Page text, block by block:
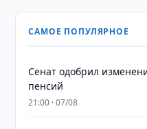
САМОЕ ПОПУЛЯРНОЕ
Сенат одобрил
пенсий
21:00 · 07/08